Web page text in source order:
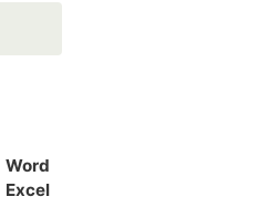
Word
Excel